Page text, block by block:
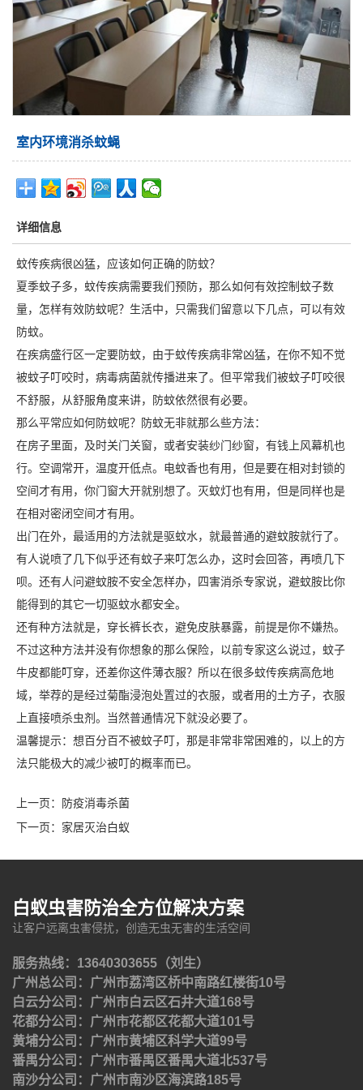
室内环境消杀蚊蝇
详细信息
蚊传疾病很凶猛，应该如何正确的防蚊？
夏季蚊子多，蚊传疾病需要我们预防，那么如何有效控制蚊子数
量，怎样有效防蚊呢？生活中，只需我们留意以下几点，可以有效
防蚊。
在疾病盛行区一定要防蚊，由于蚊传疾病非常凶猛，在你不知不觉
被蚊子叮咬时，病毒病菌就传播进来了。但平常我们被蚊子叮咬很
不舒服，从舒服角度来讲，防蚊依然很有必要。
那么平常应如何防蚊呢？防蚊无非就那么些方法：
在房子里面，及时关门关窗，或者安装纱门纱窗，有钱上风幕机也
行。空调常开，温度开低点。电蚊香也有用，但是要在相对封锁的
空间才有用，你门窗大开就别想了。灭蚊灯也有用，但是同样也是
在相对密闭空间才有用。
出门在外，最适用的方法就是驱蚊水，就最普通的避蚊胺就行了。
有人说喷了几下似乎还有蚊子来叮怎么办，这时会回答，再喷几下
呗。还有人问避蚊胺不安全怎样办，四害消杀专家说，避蚊胺比你
能得到的其它一切驱蚊水都安全。
还有种方法就是，穿长裤长衣，避免皮肤暴露，前提是你不嫌热。
不过这种方法并没有你想象的那么保险，以前专家这么说过，蚊子
牛皮都能叮穿，还差你这件薄衣服？所以在很多蚊传疾病高危地
域，举荐的是经过菊酯浸泡处置过的衣服，或者用的土方子，衣服
上直接喷杀虫剂。当然普通情况下就没必要了。
温馨提示：想百分百不被蚊子叮，那是非常非常困难的，以上的方
法只能极大的减少被叮的概率而已。
上一页：
防疫消毒杀菌
下一页： 家居灭治白蚁
白蚁虫害防治全方位解决方案
让客户远离虫害侵扰，创造无虫无害的生活空间
服务热线：13640303655（刘生）
广州总公司：广州市荔湾区桥中南路红楼街10号
白云分公司：广州市白云区石井大道168号
花都分公司：广州市花都区花都大道101号
黄埔分公司：广州市黄埔区科学大道99号
番禺分公司：广州市番禺区番禺大道北537号
南沙分公司：广州市南沙区海滨路185号